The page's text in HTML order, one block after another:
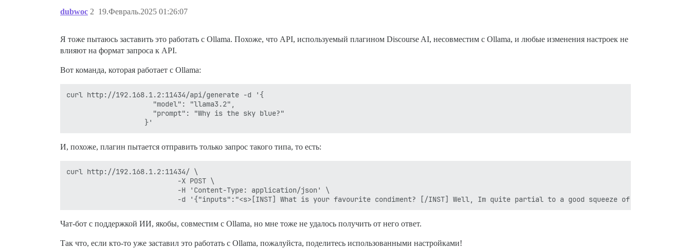
dubwoc 19.Февраль.2025 01:26:07
2
Я тоже пытаюсь заставить это работать с Ollama. Похоже, что API, используемый плагином Discourse AI, несовместим с Ollama, и любые изменения настроек не
влияют на формат запроса к API.
Вот команда, которая работает с Ollama:
curl http://192.168.1.2:11434/api/generate -d '{
                     "model": "llama3.2",
                     "prompt": "Why is the sky blue?"
И, похоже, плагин пытается отправить только запрос такого типа, то есть:
curl http://192.168.1.2:11434/ \
                           -X POST \
                           -H 'Content-Type: application/json' \
Чат-бот с поддержкой ИИ, якобы, совместим с Ollama, но мне тоже не удалось получить от него ответ.
Так что, если кто-то уже заставил это работать с Ollama, пожалуйста, поделитесь использованными настройками!